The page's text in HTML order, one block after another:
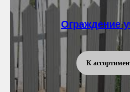
Ограждение
К